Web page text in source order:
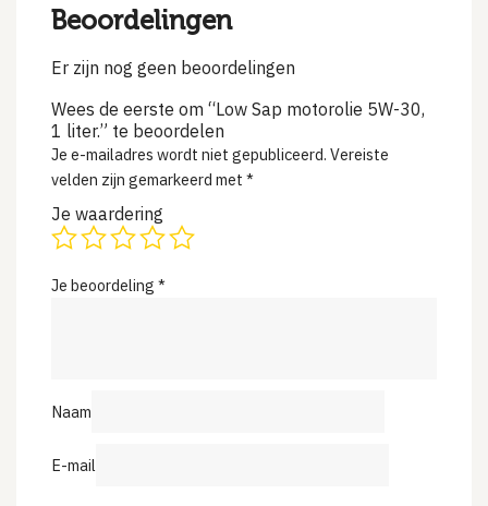
Beoordelingen
Er zijn nog geen beoordelingen
Wees de eerste om “Low Sap motorolie 5W-30,
1 liter.” te beoordelen
Je e-mailadres wordt niet gepubliceerd. Vereiste
velden zijn gemarkeerd met *
Je waardering
Je beoordeling *
Naam
E-mail